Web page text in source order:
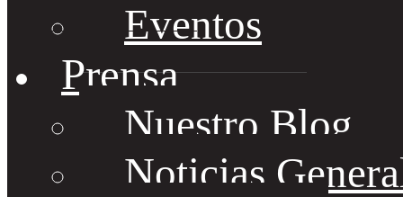
Eventos
Prensa
Nuestro Blog
Noticias